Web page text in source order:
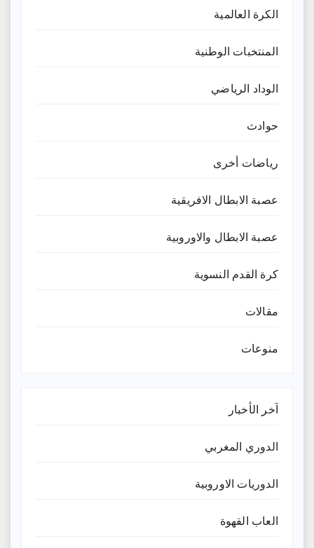
الكرة العالمية
المنتخبات الوطنية
الوداد الرياضي
حوادث
رياضات أخرى
عصبة الابطال الافريقية
عصبة الابطال والاوروبية
كرة القدم النسوية
مقالات
منوعات
آخر الأخبار
الدوري المغربي
الدوريات الاوروبية
العاب القهوة